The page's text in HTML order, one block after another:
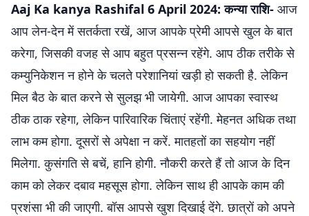
Aaj Ka kanya Rashifal 6 April 2024: कन्या राशि- आज
आप लेन-देन में सतर्कता रखें, आज आपके प्रेमी आपसे खुल के बात
करेगा, जिसकी वजह से आप बहुत प्रसन्न रहेंगे. आप ठीक तरीके से
कम्युनिकेशन न होने के चलते परेशानियां खड़ी हो सकती है. लेकिन
मिल बैठ के बात करने से सुलझ भी जायेगी. आज आपका स्वास्थ
ठीक ठाक रहेगा, लेकिन पारिवारिक चिंताएं रहेंगी. मेहनत अधिक तथा
लाभ कम होगा. दूसरों से अपेक्षा न करें. मातहतों का सहयोग नहीं
मिलेगा. कुसंगति से बचें, हानि होगी. नौकरी करते हैं तो आज के दिन
काम को लेकर दबाव महसूस होगा. लेकिन साथ ही आपके काम की
प्रशंसा भी की जाएगी. बॉस आपसे खुश दिखाई देंगे. छात्रों को अपने